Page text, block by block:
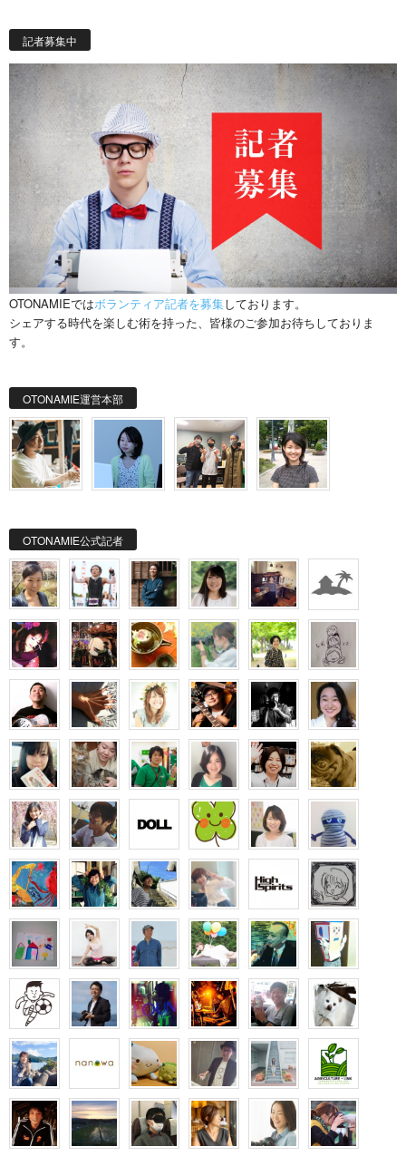
記者募集中
OTONAMIEではボランティア記者を募集しております。
シェアする時代を楽しむ術を持った、皆様のご参加お待ちしておりま
す。
OTONAMIE運営本部
OTONAMIE公式記者